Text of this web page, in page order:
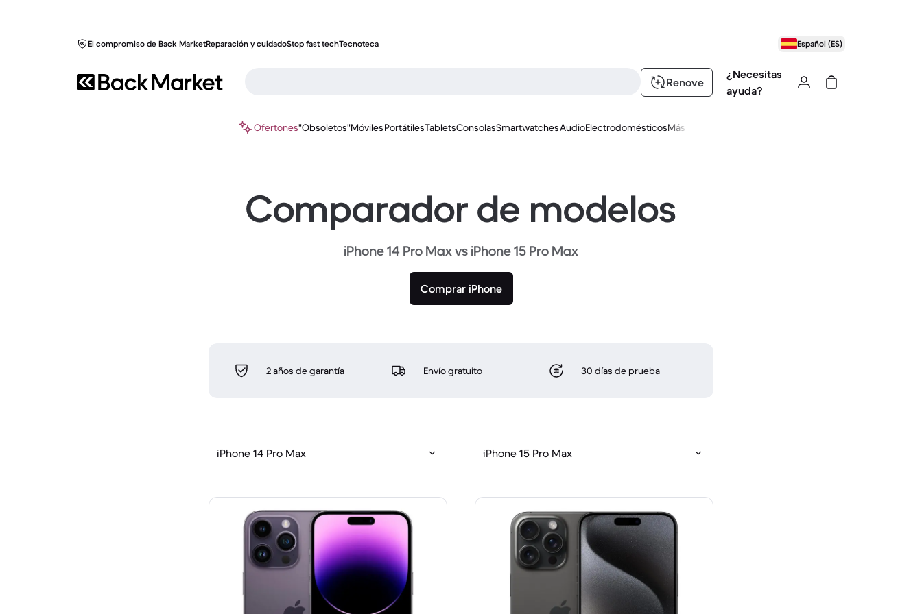
El compromiso de Back MarketReparación y cuidadoStop fast techTecnoteca Español (ES)
Renove
¿Necesitas
ayuda?
Ofertones"Obsoletos"MóvilesPortátilesTabletsConsolasSmartwatchesAudioElectrodomésticosMás
Comparador de modelos
iPhone 14 Pro Max vs iPhone 15 Pro Max
Comprar iPhone
2 años de garantía Envío gratuito 30 días de prueba
iPhone 14 Pro Max iPhone 15 Pro Max